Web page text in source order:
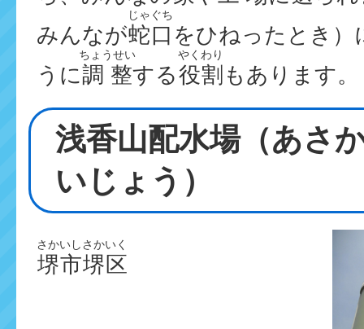
みんなが蛇口
じゃぐち
をひねったとき）
うに調整
ちょうせい
する役割
やくわり
もあります。
浅香山配水場（あさ
いじょう）
堺市
さかいし
堺区
さかいく